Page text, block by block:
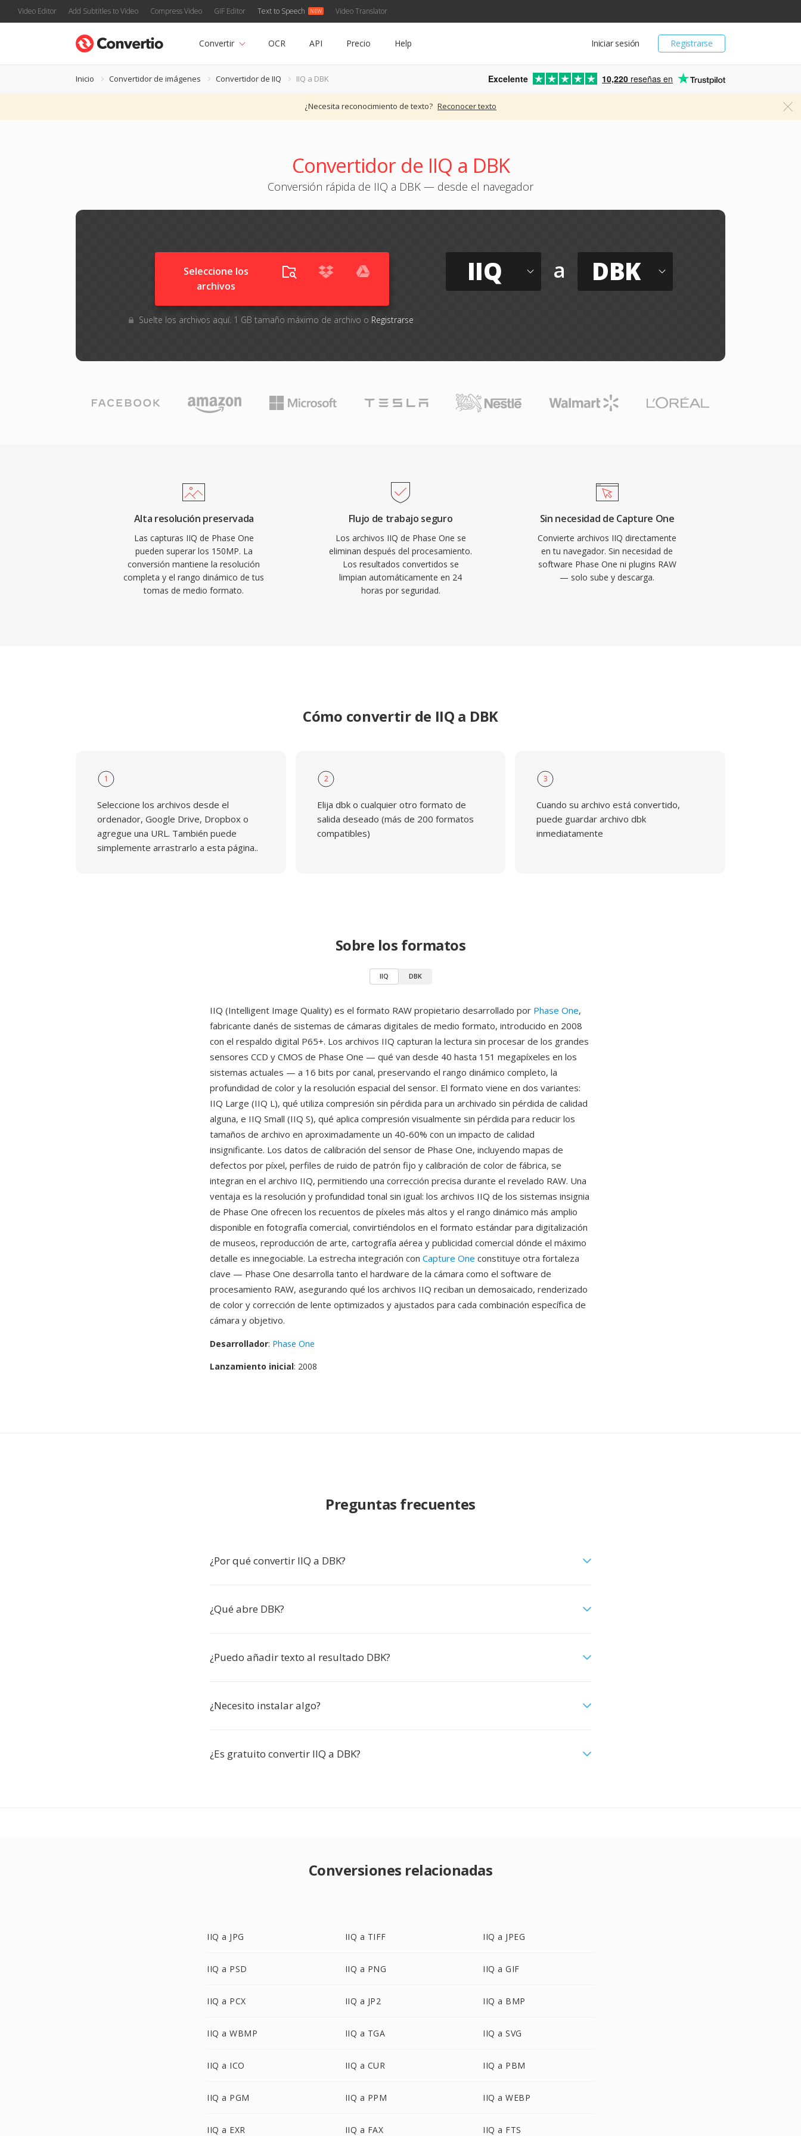
Video Editor Add Subtitles to Video Compress Video GIF Editor Text to Speech Video Translator
Registrarse
Iniciar sesión
Convertir OCR API Precio Help
Inicio Convertidor de imágenes Convertidor de IIQ IIQ a DBK Excelente 10,220 reseñas en
¿Necesita reconocimiento de texto? Reconocer texto
Convertidor de IIQ a DBK
Conversión rápida de IIQ a DBK — desde el navegador
Seleccione los
archivos
Suelte los archivos aquí. 1 GB tamaño máximo de archivo o Registrarse
IIQ a DBK
Alta resolución preservada
Las capturas IIQ de Phase One
pueden superar los 150MP. La
conversión mantiene la resolución
completa y el rango dinámico de tus
tomas de medio formato.
Flujo de trabajo seguro
Los archivos IIQ de Phase One se
eliminan después del procesamiento.
Los resultados convertidos se
limpian automáticamente en 24
horas por seguridad.
Sin necesidad de Capture One
Convierte archivos IIQ directamente
en tu navegador. Sin necesidad de
software Phase One ni plugins RAW
— solo sube y descarga.
Cómo convertir de IIQ a DBK
1
Seleccione los archivos desde el
ordenador, Google Drive, Dropbox o
agregue una URL. También puede
simplemente arrastrarlo a esta página..
2
Elija dbk o cualquier otro formato de
salida deseado (más de 200 formatos
compatibles)
3
Cuando su archivo está convertido,
puede guardar archivo dbk
inmediatamente
Sobre los formatos
IIQ DBK
IIQ (Intelligent Image Quality) es el formato RAW propietario desarrollado por Phase One,
fabricante danés de sistemas de cámaras digitales de medio formato, introducido en 2008
con el respaldo digital P65+. Los archivos IIQ capturan la lectura sin procesar de los grandes
sensores CCD y CMOS de Phase One — qué van desde 40 hasta 151 megapíxeles en los
sistemas actuales — a 16 bits por canal, preservando el rango dinámico completo, la
profundidad de color y la resolución espacial del sensor. El formato viene en dos variantes:
IIQ Large (IIQ L), qué utiliza compresión sin pérdida para un archivado sin pérdida de calidad
alguna, e IIQ Small (IIQ S), qué aplica compresión visualmente sin pérdida para reducir los
tamaños de archivo en aproximadamente un 40-60% con un impacto de calidad
insignificante. Los datos de calibración del sensor de Phase One, incluyendo mapas de
defectos por píxel, perfiles de ruido de patrón fijo y calibración de color de fábrica, se
integran en el archivo IIQ, permitiendo una corrección precisa durante el revelado RAW. Una
ventaja es la resolución y profundidad tonal sin igual: los archivos IIQ de los sistemas insignia
de Phase One ofrecen los recuentos de píxeles más altos y el rango dinámico más amplio
disponible en fotografía comercial, convirtiéndolos en el formato estándar para digitalización
de museos, reproducción de arte, cartografía aérea y publicidad comercial dónde el máximo
detalle es innegociable. La estrecha integración con Capture One constituye otra fortaleza
clave — Phase One desarrolla tanto el hardware de la cámara como el software de
procesamiento RAW, asegurando qué los archivos IIQ reciban un demosaicado, renderizado
de color y corrección de lente optimizados y ajustados para cada combinación específica de
cámara y objetivo.
Desarrollador: Phase One
Lanzamiento inicial: 2008
Preguntas frecuentes
¿Por qué convertir IIQ a DBK?
¿Qué abre DBK?
¿Puedo añadir texto al resultado DBK?
¿Necesito instalar algo?
¿Es gratuito convertir IIQ a DBK?
Conversiones relacionadas
IIQ a JPG IIQ a TIFF IIQ a JPEG
IIQ a PSD IIQ a PNG IIQ a GIF
IIQ a PCX IIQ a JP2 IIQ a BMP
IIQ a WBMP IIQ a TGA IIQ a SVG
IIQ a ICO IIQ a CUR IIQ a PBM
IIQ a PGM IIQ a PPM IIQ a WEBP
IIQ a EXR IIQ a FAX IIQ a FTS